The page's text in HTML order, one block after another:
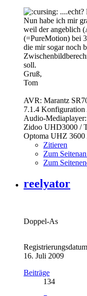
Nun habe ich mir
weil der angeblich
(=PureMotion) bei
die mir sogar noch
soll.
Gruß,
Tom
AVR: Marantz
7.1.4
Audio-
Zidoo UHD3000 /
Optoma UHZ
Zitieren
Zum
Zum
reelyator
Doppel-As
Registrierungsdatum
16. Juli 2009
Beiträge
134